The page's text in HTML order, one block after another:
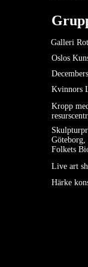
Oslos
Galleri
Kvinnors
Kropp
Göteborg,
Folkets
Live art
Härke